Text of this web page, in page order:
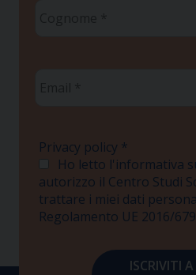
Privacy policy *
Ho letto l'informativa
autorizzo il Centro Studi
trattare i miei dati
Regolamento UE 2016/679